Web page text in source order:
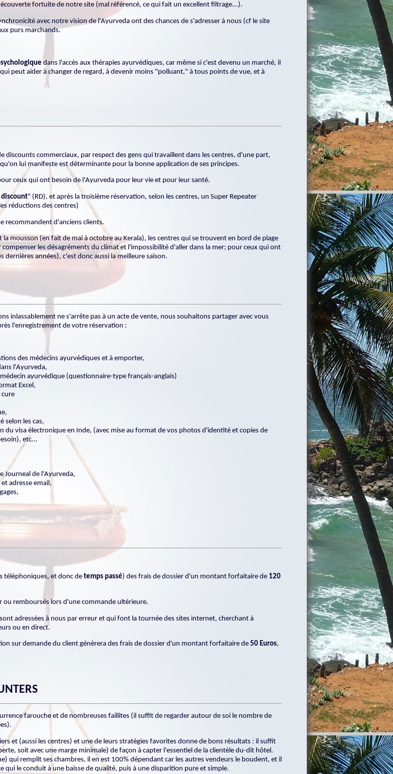
fortuite de notre site (mal référencé, ce qui fait un excellent filtrage...).
avec notre vision de l'Ayurveda ont des chances de s'adresser à nous (cf le site
purs marchands.
dans l'accès aux thérapies ayurvédiques, car même si c'est devenu un marché, il
peut aider à changer de regard, à devenir moins "polluant," à tous points de vue, et à
discounts commerciaux, par respect des gens qui travaillent dans les centres, d'une part,
lui manifeste est déterminante pour la bonne application de ses principes.
ceux qui ont besoin de l'Ayurveda pour leur vie et pour leur santé.
" (RD), et après la troisième réservation, selon les centres, un Super Repeater
réductions des centres)
recommandent d'anciens clients.
mousson (en fait de mai à octobre au Kerala), les centres qui se trouvent en bord de plage
les désagréments du climat et l'impossibilité d'aller dans la mer; pour ceux qui ont
années), c'est donc aussi la meilleure saison.
inlassablement ne s'arrête pas à un acte de vente, nous souhaitons partager avec vous
l'enregistrement de votre réservation :
des médecins ayurvédiques et à emporter,
l'Ayurveda,
ayurvédique (questionnaire-type français-anglais)
Excel,
cure
selon les cas,
visa électronique en Inde, (avec mise au format de vos photos d'identité et copies de
etc...
Journeal de l'Ayurveda,
adresse email,
téléphoniques, et donc detemps passé) des frais de dossier d'un montant forfaitaire de 120
ou remboursés lors d'une commande ultérieure.
adressées à nous par erreur et qui font la tournée des sites internet, cherchant à
ou en direct.
sur demande du client génèrera des frais de dossier d'un montant forfaitaire de 50 Euros,
farouche et de nombreuses faillites (il suffit de regarder autour de soi le nombre de
et (aussi les centres) et une de leurs stratégies favorites donne de bons résultats : il suffit
soit avec une marge minimale) de façon à capter l'essentiel de la clientèle du-dit hôtel.
qui remplit ses chambres, il en est 100% dépendant car les autres vendeurs le boudent, et il
qui le conduit à une baisse de qualité, puis à une disparition pure et simple.